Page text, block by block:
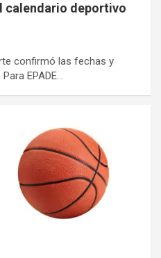
calendario deportivo
confirmó las fechas y
EPADE…